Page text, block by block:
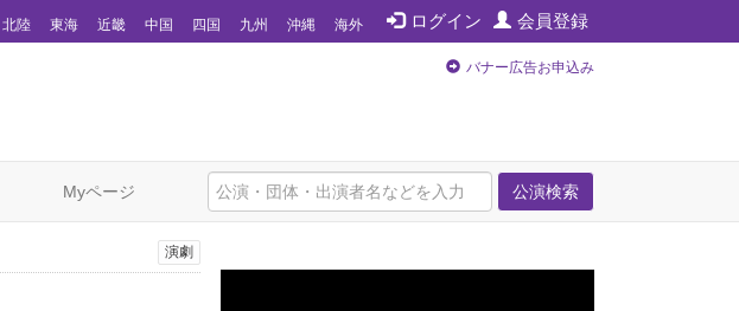
ログイン 会員登録
北陸 東海 近畿 中国 四国 九州 沖縄 海外
バナー広告お申込み
公演検索
Myページ
演劇